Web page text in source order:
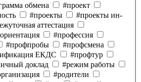
обмена
#проект
#проекты
#проекты ин-
аттестация
#профессия
#профпробы
#профсмена
ЕКДС
#профтур
доклад
#режим работы
#родители